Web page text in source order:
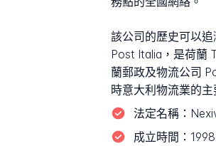
該公司的歷史可以
Post Italia，是荷蘭
蘭郵政及物流公司
時意大利物流業的主
法定名稱：
成立時間：